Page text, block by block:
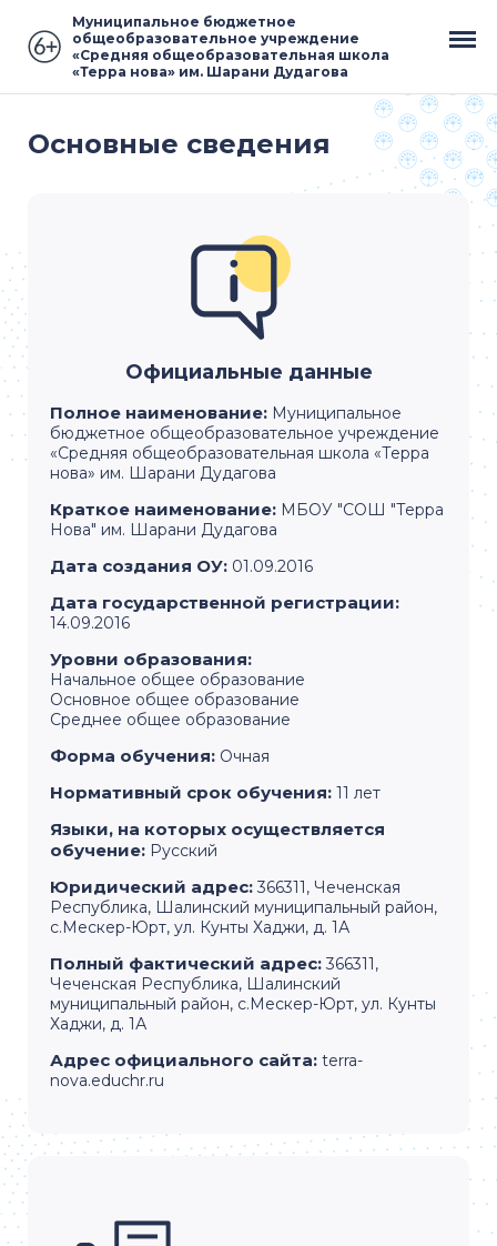
Муниципальное бюджетное
общеобразовательное учреждение
«Средняя общеобразовательная школа
«Терра нова» им. Шарани Дудагова
Основные сведения
Официальные данные
Полное наименование: Муниципальное
бюджетное общеобразовательное учреждение
«Средняя общеобразовательная школа «Терра
нова» им. Шарани Дудагова
Краткое наименование: МБОУ "СОШ "Терра
Нова" им. Шарани Дудагова
Дата создания ОУ: 01.09.2016
Дата государственной регистрации:
14.09.2016
Уровни образования:
Начальное общее образование
Основное общее образование
Среднее общее образование
Форма обучения: Очная
Нормативный срок обучения: 11 лет
Языки, на которых осуществляется
обучение: Русский
Юридический адрес: 366311, Чеченская
Республика, Шалинский муниципальный район,
с.Мескер-Юрт, ул. Кунты Хаджи, д. 1А
Полный фактический адрес: 366311,
Чеченская Республика, Шалинский
муниципальный район, с.Мескер-Юрт, ул. Кунты
Хаджи, д. 1А
Адрес официального сайта: terra-
nova.educhr.ru